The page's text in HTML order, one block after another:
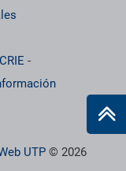
-
UTP © 2026